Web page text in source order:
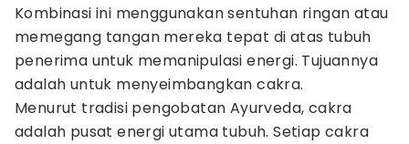
Kombinasi ini menggunakan sentuhan ringan atau
memegang tangan mereka tepat di atas tubuh
penerima untuk memanipulasi energi. Tujuannya
adalah untuk menyeimbangkan cakra.
Menurut tradisi pengobatan Ayurveda, cakra
adalah pusat energi utama tubuh. Setiap cakra